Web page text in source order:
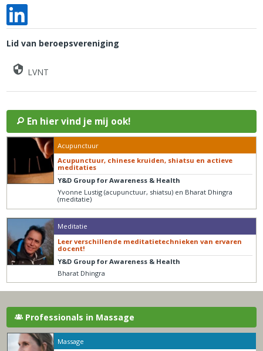
Lid van beroepsvereniging
LVNT
En hier vind je mij ook!
Acupunctuur
Acupunctuur, chinese kruiden, shiatsu en actieve
meditaties
Y&D Group for Awareness & Health
Yvonne Lustig (acupunctuur, shiatsu) en Bharat Dhingra
(meditatie)
Meditatie
Leer verschillende meditatietechnieken van ervaren
docent!
Y&D Group for Awareness & Health
Bharat Dhingra
Professionals in Massage
Massage